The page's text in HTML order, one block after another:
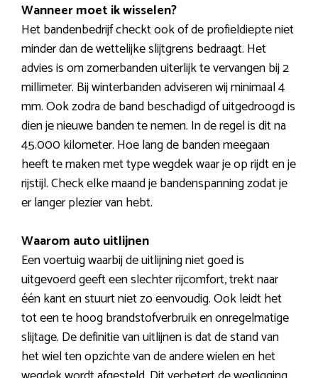
Wanneer moet ik wisselen?
Het bandenbedrijf checkt ook of de profieldiepte niet
minder dan de wettelijke slijtgrens bedraagt. Het
advies is om zomerbanden uiterlijk te vervangen bij 2
millimeter. Bij winterbanden adviseren wij minimaal 4
mm. Ook zodra de band beschadigd of uitgedroogd is
dien je nieuwe banden te nemen. In de regel is dit na
45.000 kilometer. Hoe lang de banden meegaan
heeft te maken met type wegdek waar je op rijdt en je
rijstijl. Check elke maand je bandenspanning zodat je
er langer plezier van hebt.
Waarom auto uitlijnen
Een voertuig waarbij de uitlijning niet goed is
uitgevoerd geeft een slechter rijcomfort, trekt naar
één kant en stuurt niet zo eenvoudig. Ook leidt het
tot een te hoog brandstofverbruik en onregelmatige
slijtage. De definitie van uitlijnen is dat de stand van
het wiel ten opzichte van de andere wielen en het